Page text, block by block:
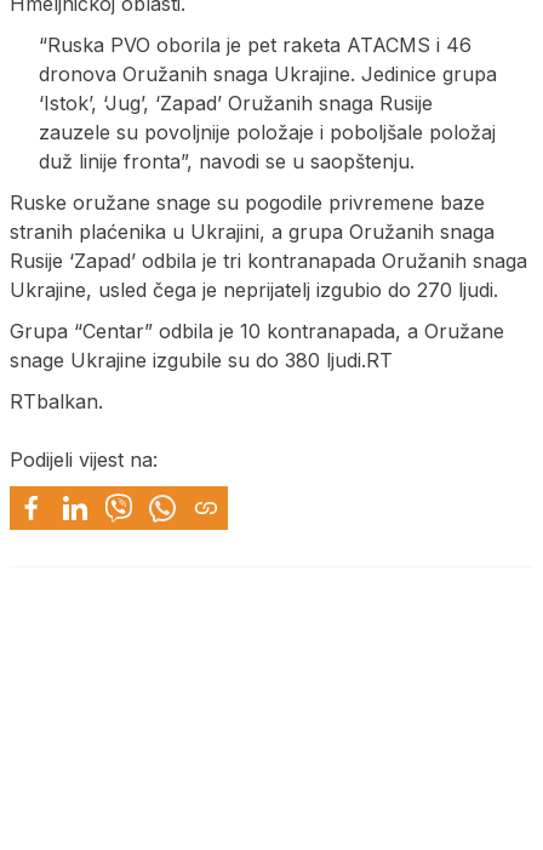
“Ruska PVO oborila je pet raketa ATACMS i 46
dronova Oružanih snaga Ukrajine. Jedinice grupa
‘Istok’, ‘Jug’, ‘Zapad’ Oružanih snaga Rusije
zauzele su povoljnije položaje i poboljšale položaj
duž linije fronta”, navodi se u saopštenju.
Ruske oružane snage su pogodile privremene baze
stranih plaćenika u Ukrajini, a grupa Oružanih snaga
Rusije ‘Zapad’ odbila je tri kontranapada Oružanih snaga
Ukrajine, usled čega je neprijatelj izgubio do 270 ljudi.
Grupa “Centar” odbila je 10 kontranapada, a Oružane
snage Ukrajine izgubile su do 380 ljudi.RT
RTbalkan.
Podijeli vijest na: